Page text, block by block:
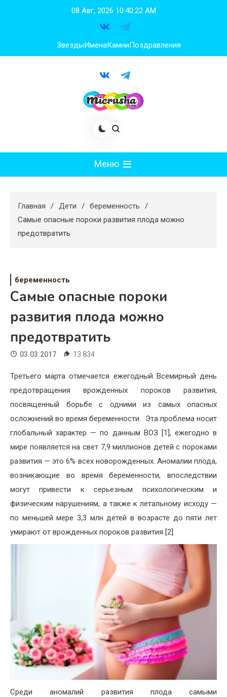
08 Авг, 2026 10:40:23 AM
ЗвездыИменаКамниПоздравления
Меню
Худеем
Психология
Дом
Жизнь
Хобби
Красота
Недвижимость
Главная Дети
беременность
Самые опасные пороки развития плода можно
предотвратить
беременность
Самые опасные пороки
развития плода можно
предотвратить
03.03.2017 13 834
Третьего марта отмечается ежегодный Всемирный день
предотвращения врожденных пороков развития,
посвященный борьбе с одними из самых опасных
осложнений во время беременности. Эта проблема носит
глобальный характер — по данным ВОЗ [1], ежегодно в
мире появляется на свет 7,9 миллионов детей с пороками
развития — это 6% всех новорожденных. Аномалии плода,
возникающие во время беременности, впоследствии
могут привести к серьезным психологическим и
физическим нарушениям, а также к летальному исходу —
по меньшей мере 3,3 млн детей в возрасте до пяти лет
умирают от врожденных пороков развития [2].
Среди аномалий развития плода самыми